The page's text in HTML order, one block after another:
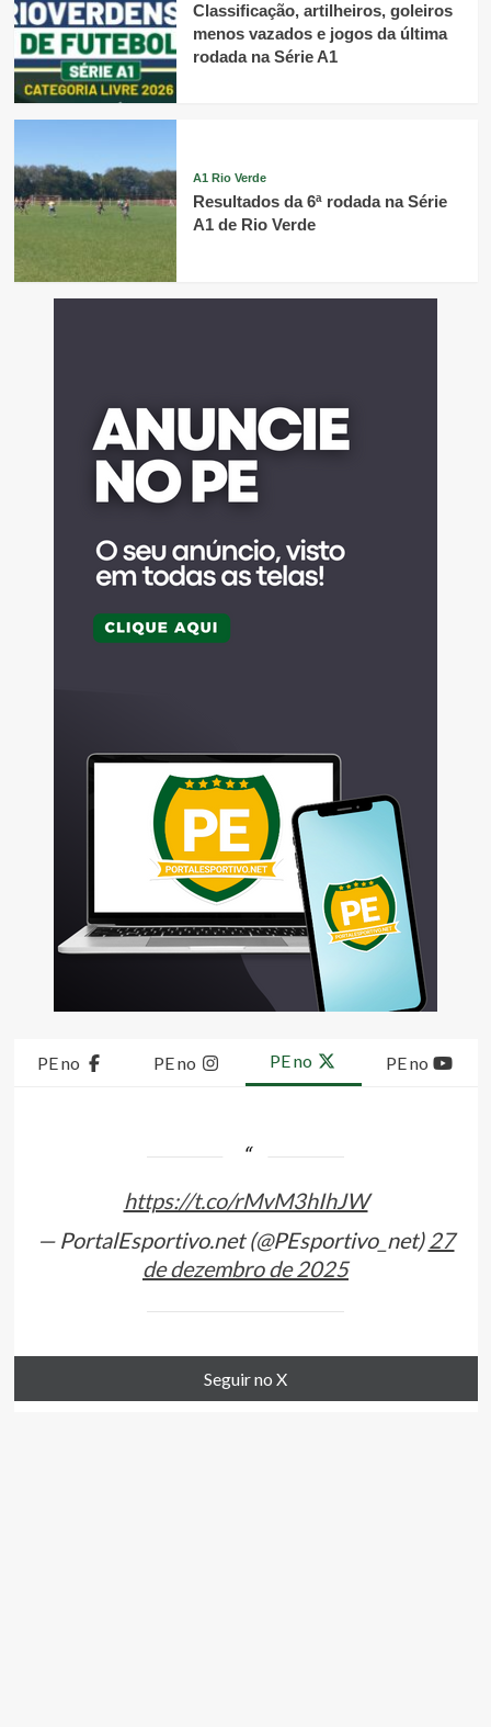
Classificação, artilheiros, goleiros
menos vazados e jogos da última
rodada na Série A1
A1 Rio Verde
Resultados da 6ª rodada na Série
A1 de Rio Verde
PE no PE no PE no PE no
https://t.co/rMvM3hIhJW
— PortalEsportivo.net (@PEsportivo_net)27
de dezembro de 2025
Seguir no X